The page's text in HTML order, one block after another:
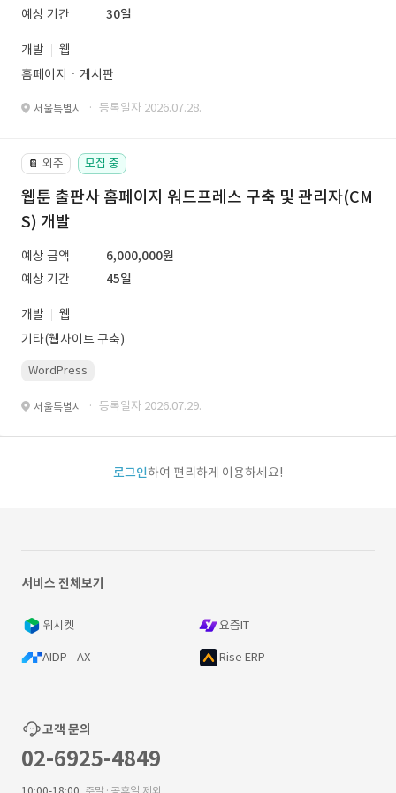
예상 기간
30일
개발
웹
홈페이지ㆍ게시판
서울특별시 · 등록일자 2026.07.28.
📔 외주 모집 중
웹툰 출판사 홈페이지 워드프레스 구축 및 관리자(CM
S) 개발
예상 금액
6,000,000원
예상 기간
45일
개발
웹
기타(웹사이트 구축)
WordPress
서울특별시 · 등록일자 2026.07.29.
로그인하여 편리하게 이용하세요!
서비스 전체보기
위시켓 요즘IT
AIDP - AX Rise ERP
고객 문의
02-6925-4849